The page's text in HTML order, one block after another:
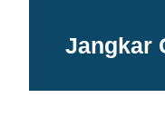
Jangkar